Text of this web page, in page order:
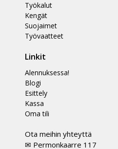
Työkalut
Kengät
Suojaimet
Työvaatteet
Linkit
Alennuksessa!
Blogi
Esittely
Kassa
Oma tili
Ota meihin yhteyttä
✉ Permonkaarre 117